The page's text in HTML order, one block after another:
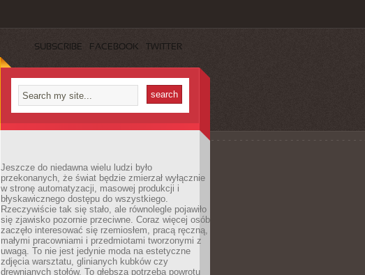
SUBSCRIBE FACEBOOK TWITTER
Jeszcze do niedawna wielu ludzi było
przekonanych, że świat będzie zmierzał wyłącznie
w stronę automatyzacji, masowej produkcji i
błyskawicznego dostępu do wszystkiego.
Rzeczywiście tak się stało, ale równolegle pojawiło
się zjawisko pozornie przeciwne. Coraz więcej osób
zaczęło interesować się rzemiosłem, pracą ręczną,
małymi pracowniami i przedmiotami tworzonymi z
uwagą. To nie jest jedynie moda na estetyczne
zdjęcia warsztatu, glinianych kubków czy
drewnianych stołów. To głębsza potrzeba powrotu